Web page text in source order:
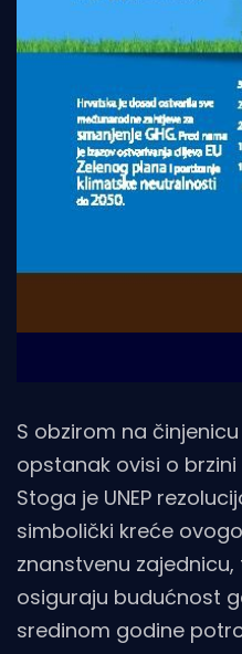
S obzirom na
opstanak ovisi o
Stoga je UNEP
simbolički kreće
znanstvenu
osiguraju budućnost
sredinom godine